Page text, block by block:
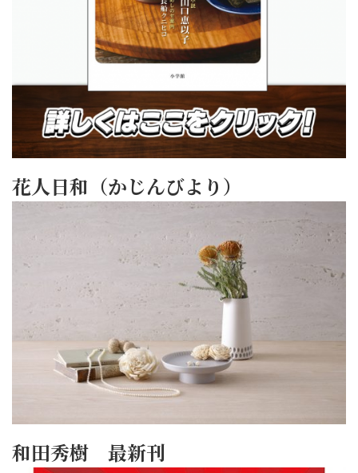
花人日和（かじんびより）
和田秀樹 最新刊